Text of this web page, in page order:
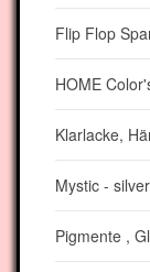
Flip Flop
HOME
Klarlacke,
Mystic - silver
Pigmente ,